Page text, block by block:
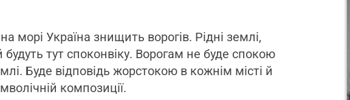
на морі Україна знищить ворогів. Рідні землі,
будуть тут споконвіку. Ворогам не буде спокою
Буде відповідь жорстокою в кожнім місті й
композиції.